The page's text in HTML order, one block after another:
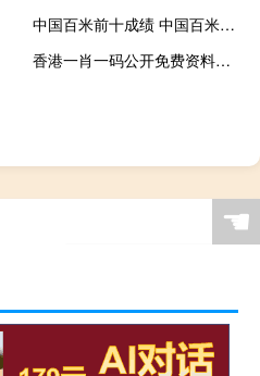
中国百米前十成绩 中国百米接力最佳成绩
香港一肖一码公开免费资料：澳彩正版管家婆资料大全-辅助解析落实-923.ISO.090
☚